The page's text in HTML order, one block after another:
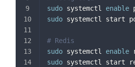
sudo systemctl enable
sudo systemctl start
# Redis
sudo systemctl enable
sudo systemctl start